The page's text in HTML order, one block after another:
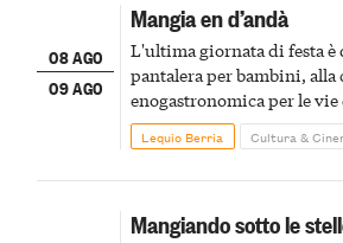
08 AGO
09 AGO
Mangia en d’andà
L'ultima giornata di festa è
pantalera per bambini, alla
enogastronomica per le vie
pirotecnico
Lequio Berria Cultura &
Mangiando sotto le